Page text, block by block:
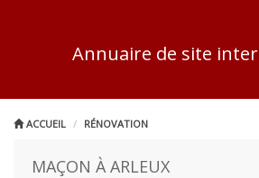
Annuaire de site
ACCUEIL RÉNOVATION
MAÇON À ARLEUX